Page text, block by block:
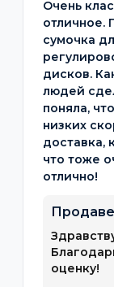
Очень
отличное.
сумочка
дисков.
людей
поняла,
низких
доставка,
что тоже
отлично!
оценку!